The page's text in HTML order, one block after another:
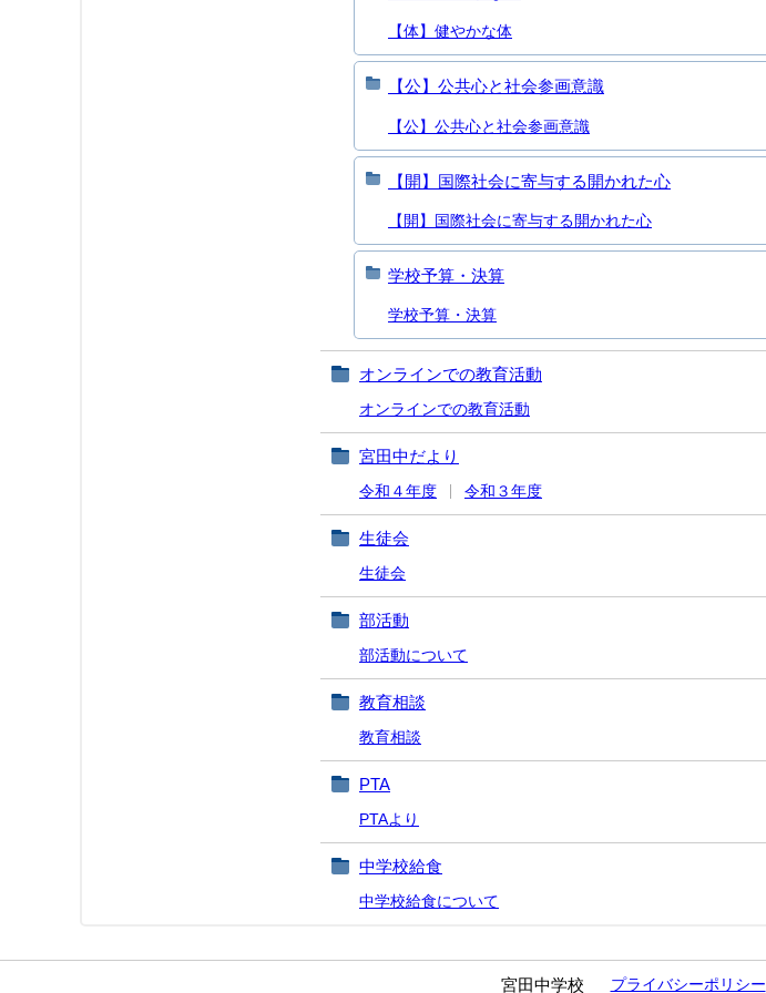
【体】健やかな体
【公】公共心と社会参画意識
【公】公共心と社会参画意識
【開】国際社会に寄与する開かれた心
【開】国際社会に寄与する開かれた心
学校予算・決算
学校予算・決算
オンラインでの教育活動
オンラインでの教育活動
宮田中だより
令和４年度 令和３年度
生徒会
生徒会
部活動
部活動について
教育相談
教育相談
PTA
PTAより
中学校給食
中学校給食について
宮田中学校 プライバシーポリシー